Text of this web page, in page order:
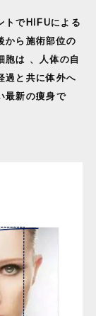
トでHIFUによる
から施術部位の
胞は 、人体の自
過と共に体外へ
最新の痩身で